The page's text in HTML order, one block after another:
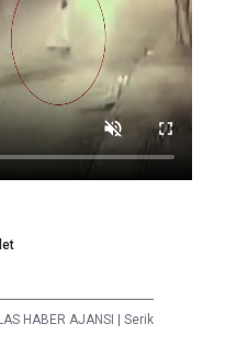
HABER AJANSI | Serik